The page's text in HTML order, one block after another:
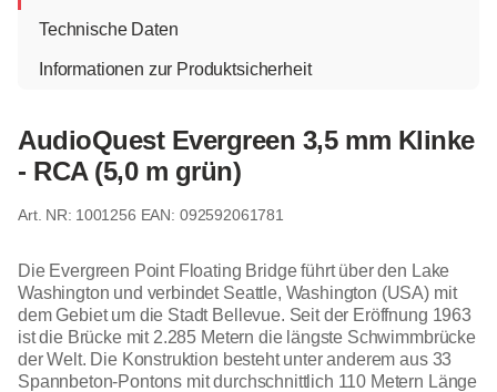
Technische Daten
Informationen zur Produktsicherheit
AudioQuest Evergreen 3,5 mm Klinke
- RCA (5,0 m grün)
1001256 EAN: 092592061781
Die Evergreen Point Floating Bridge führt über den Lake
Washington und verbindet Seattle, Washington (USA) mit
dem Gebiet um die Stadt Bellevue. Seit der Eröffnung 1963
ist die Brücke mit 2.285 Metern die längste Schwimmbrücke
der Welt. Die Konstruktion besteht unter anderem aus 33
Spannbeton-Pontons mit durchschnittlich 110 Metern Länge